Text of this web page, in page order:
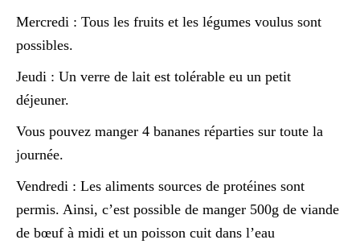
Mercredi : Tous les fruits et les légumes voulus sont
possibles.
Jeudi : Un verre de lait est tolérable eu un petit
déjeuner.
Vous pouvez manger 4 bananes réparties sur toute la
journée.
Vendredi : Les aliments sources de protéines sont
permis. Ainsi, c’est possible de manger 500g de viande
de bœuf à midi et un poisson cuit dans l’eau